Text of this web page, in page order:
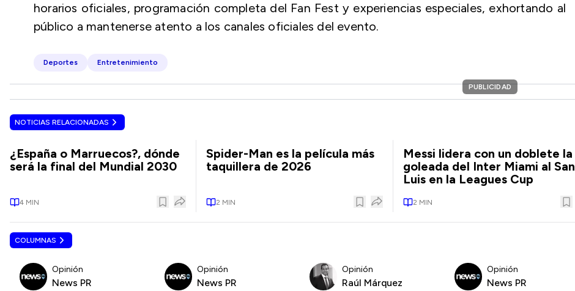
horarios oficiales, programación completa del Fan Fest y experiencias especiales, exhortando al
público a mantenerse atento a los canales oficiales del evento.
Deportes Entretenimiento
PUBLICIDAD
NOTICIAS RELACIONADAS
¿España o Marruecos?, dónde
será la final del Mundial 2030
4 MIN
Spider-Man es la película más
taquillera de 2026
2 MIN
Messi lidera con un doblete la
goleada del Inter Miami al San
Luis en la Leagues Cup
2 MIN
COLUMNAS
Opinión
News PR
Opinión
News PR
Opinión
Raúl Márquez
Opinión
News PR